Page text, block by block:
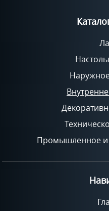
Промышленное и